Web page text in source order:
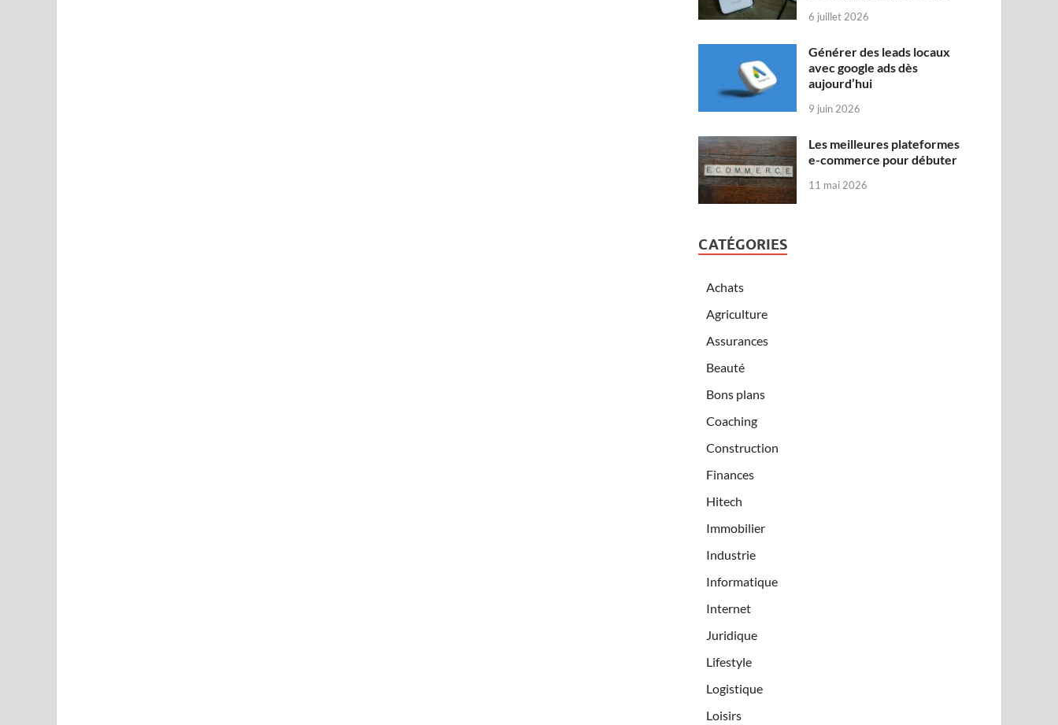
6 juillet 2026
Générer des leads locaux
avec google ads dès
aujourd’hui
9 juin 2026
Les meilleures plateformes
e-commerce pour débuter
11 mai 2026
CATÉGORIES
Achats
Agriculture
Assurances
Beauté
Bons plans
Coaching
Construction
Finances
Hitech
Immobilier
Industrie
Informatique
Internet
Juridique
Lifestyle
Logistique
Loisirs